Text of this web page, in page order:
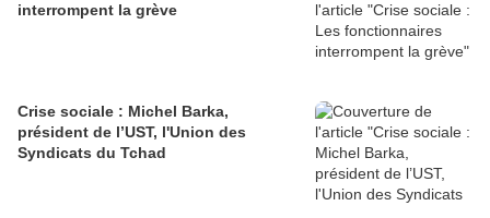
interrompent la grève
Crise sociale : Michel Barka,
président de l’UST, l'Union des
Syndicats du Tchad